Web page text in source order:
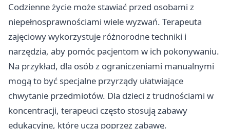
Codzienne życie może stawiać przed osobami z
niepełnosprawnościami wiele wyzwań. Terapeuta
zajęciowy wykorzystuje różnorodne techniki i
narzędzia, aby pomóc pacjentom w ich pokonywaniu.
Na przykład, dla osób z ograniczeniami manualnymi
mogą to być specjalne przyrządy ułatwiające
chwytanie przedmiotów. Dla dzieci z trudnościami w
koncentracji, terapeuci często stosują zabawy
edukacyjne, które uczą poprzez zabawę.